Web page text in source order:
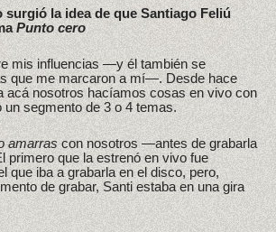
surgió la idea de que Santiago Feliú
Punto cero
mis influencias —y él también se
que me marcaron a mí—. Desde hace
acá nosotros hacíamos cosas en vivo con
un segmento de 3 o 4 temas.
amarras con nosotros —antes de grabarla
primero que la estrenó en vivo fue
que iba a grabarla en el disco, pero,
de grabar, Santi estaba en una gira